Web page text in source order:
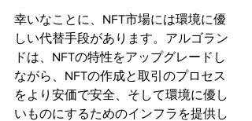
幸いなことに、NFT市場には環境に優
しい代替手段があります。アルゴラン
ドは、NFTの特性をアップグレードし
ながら、NFTの作成と取引のプロセス
をより安価で安全、そして環境に優し
いものにするためのインフラを提供し